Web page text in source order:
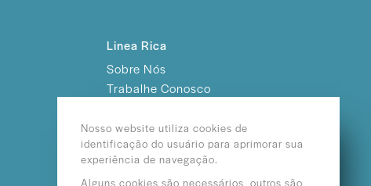
Linea Rica
Sobre Nós
Trabalhe Conosco
Nosso website utiliza cookies de
identificação do usuário para aprimorar sua
experiência de navegação.
Alguns cookies são necessários, outros são